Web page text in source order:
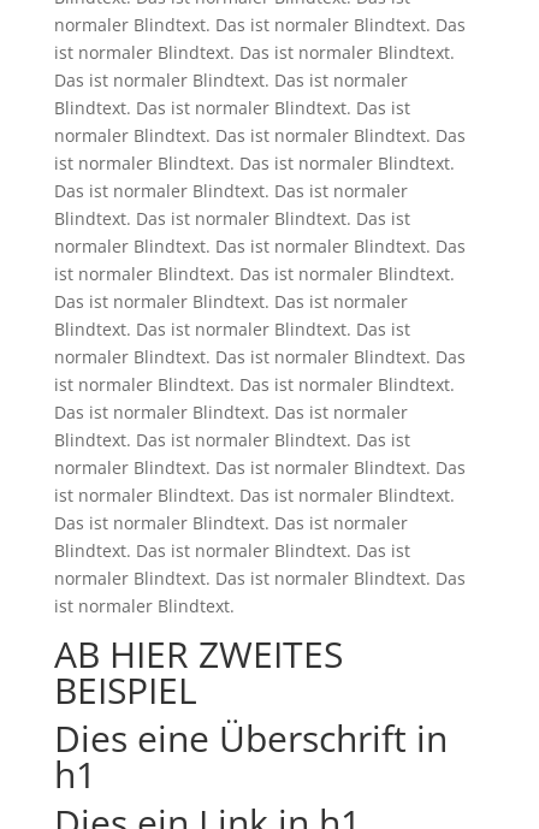
normaler Blindtext. Das ist normaler Blindtext. Das
ist normaler Blindtext. Das ist normaler Blindtext.
Das ist normaler Blindtext. Das ist normaler
Blindtext. Das ist normaler Blindtext. Das ist
normaler Blindtext. Das ist normaler Blindtext. Das
ist normaler Blindtext. Das ist normaler Blindtext.
Das ist normaler Blindtext. Das ist normaler
Blindtext. Das ist normaler Blindtext. Das ist
normaler Blindtext. Das ist normaler Blindtext. Das
ist normaler Blindtext. Das ist normaler Blindtext.
Das ist normaler Blindtext. Das ist normaler
Blindtext. Das ist normaler Blindtext. Das ist
normaler Blindtext. Das ist normaler Blindtext. Das
ist normaler Blindtext. Das ist normaler Blindtext.
Das ist normaler Blindtext. Das ist normaler
Blindtext. Das ist normaler Blindtext. Das ist
normaler Blindtext. Das ist normaler Blindtext. Das
ist normaler Blindtext. Das ist normaler Blindtext.
Das ist normaler Blindtext. Das ist normaler
Blindtext. Das ist normaler Blindtext. Das ist
normaler Blindtext. Das ist normaler Blindtext. Das
ist normaler Blindtext.
AB HIER ZWEITES
BEISPIEL
Dies eine Überschrift in
h1